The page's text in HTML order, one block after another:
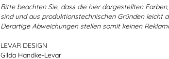
Bitte beachten Sie, dass die hier dargestellten
sind und aus produktionstechnischen Gründen leicht
Derartige Abweichungen stellen somit keinen
LEVAR DESIGN
Gilda Handke-Levar